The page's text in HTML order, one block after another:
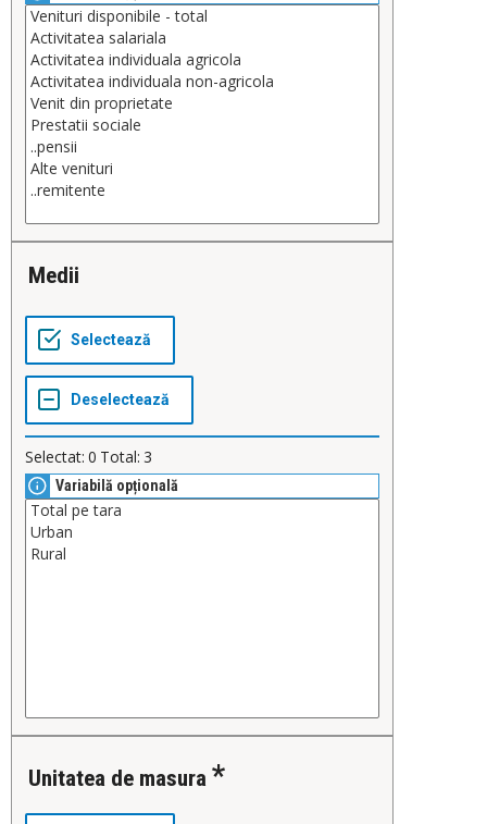
Medii
Selectat: 0 Total: 3
Variabilă opțională
Unitatea de masura